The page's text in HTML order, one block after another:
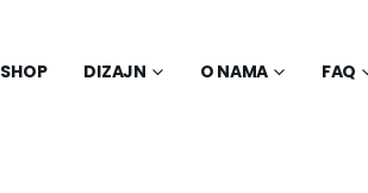
SHOP DIZAJN O NAMA FAQ